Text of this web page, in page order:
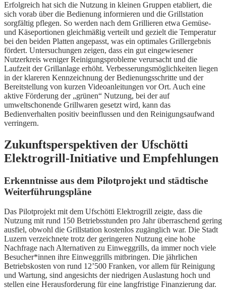
Erfolgreich hat sich die Nutzung in kleinen Gruppen etabliert, die
sich vorab über die Bedienung informieren und die Grillstation
sorgfältig pflegen. So werden nach dem Grillieren etwa Gemüse-
und Käseportionen gleichmäßig verteilt und gezielt die Temperatur
bei den beiden Platten angepasst, was ein optimales Grillergebnis
fördert. Untersuchungen zeigen, dass ein gut eingewiesener
Nutzerkreis weniger Reinigungsprobleme verursacht und die
Laufzeit der Grillanlage erhöht. Verbesserungsmöglichkeiten liegen
in der klareren Kennzeichnung der Bedienungsschritte und der
Bereitstellung von kurzen Videoanleitungen vor Ort. Auch eine
aktive Förderung der „grünen“ Nutzung, bei der auf
umweltschonende Grillwaren gesetzt wird, kann das
Bedienverhalten positiv beeinflussen und den Reinigungsaufwand
verringern.
Zukunftsperspektiven der Ufschötti
Elektrogrill-Initiative und Empfehlungen
Erkenntnisse aus dem Pilotprojekt und städtische
Weiterführungspläne
Das Pilotprojekt mit dem Ufschötti Elektrogrill zeigte, dass die
Nutzung mit rund 150 Betriebsstunden pro Jahr überraschend gering
ausfiel, obwohl die Grillstation kostenlos zugänglich war. Die Stadt
Luzern verzeichnete trotz der geringeren Nutzung eine hohe
Nachfrage nach Alternativen zu Einweggrills, da immer noch viele
Besucher*innen ihre Einweggrills mitbringen. Die jährlichen
Betriebskosten von rund 12’500 Franken, vor allem für Reinigung
und Wartung, sind angesichts der niedrigen Auslastung hoch und
stellen eine Herausforderung für eine langfristige Finanzierung dar.